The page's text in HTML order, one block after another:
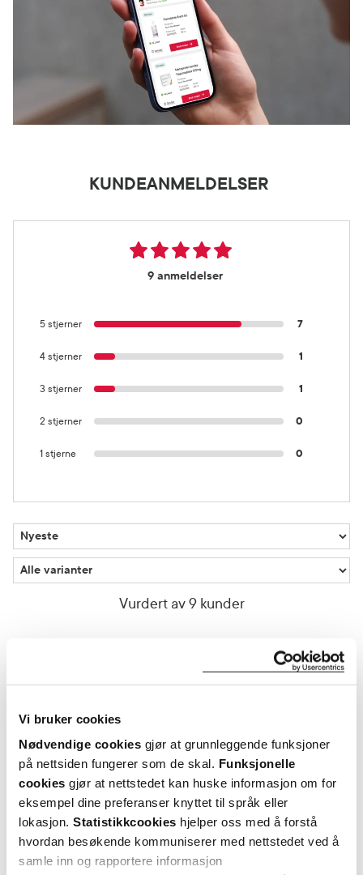
Vi bruker cookies
Nødvendige cookies gjør at grunnleggende funksjoner
på nettsiden fungerer som de skal. Funksjonelle
cookies gjør at nettstedet kan huske informasjon om for
eksempel dine preferanser knyttet til språk eller
lokasjon. Statistikkcookies hjelper oss med å forstå
hvordan besøkende kommuniserer med nettstedet ved å
samle inn og rapportere informasjon
KUNDEANMELDELSER
9 anmeldelser
5 stjerner 7
4 stjerner 1
3 stjerner 1
2 stjerner 0
1 stjerne 0
Vurdert av 9 kunder
God smak
Var denne anmeldelsen nyttig?
0 0
flagg denne anmeldelsen